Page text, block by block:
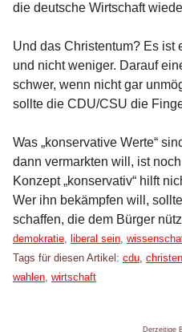
die deutsche Wirtschaft
Und das Christentum? Es ist
und nicht weniger. Darauf
schwer, wenn nicht gar
sollte die CDU/CSU die
Was „konservative Werte“
dann vermarkten will, ist
Konzept „konservativ“ hilft
Wer ihn bekämpfen will,
schaffen, die dem Bürger
Kategorien:
demokratie, liberal sein,
Tags für diesen Artikel: cdu,
wahlen, wirtschaft
Derzeitige